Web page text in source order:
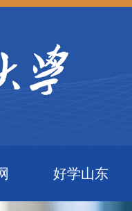
好学山东